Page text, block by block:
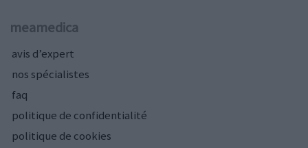
meamedica
avis d’expert
nos spécialistes
faq
politique de confidentialité
politique de cookies